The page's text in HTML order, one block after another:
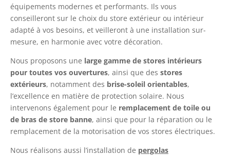
équipements modernes et performants. Ils vous
conseilleront sur le choix du store extérieur ou intérieur
adapté à vos besoins, et veilleront à une installation sur-
mesure, en harmonie avec votre décoration.
Nous proposons une large gamme de stores intérieurs
pour toutes vos ouvertures, ainsi que des stores
extérieurs, notamment des brise-soleil orientables,
l’excellence en matière de protection solaire. Nous
intervenons également pour le remplacement de toile ou
de bras de store banne, ainsi que pour la réparation ou le
remplacement de la motorisation de vos stores électriques.
Nous réalisons aussi l’installation de pergolas